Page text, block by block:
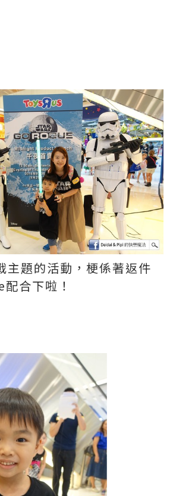
主題的活動，梗係著返件
合下啦！